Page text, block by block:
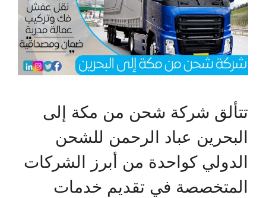
تتألق شركة شحن من مكة إلى
البحرين عباد الرحمن للشحن
الدولي كواحدة من أبرز الشركات
المتخصصة في تقديم خدمات